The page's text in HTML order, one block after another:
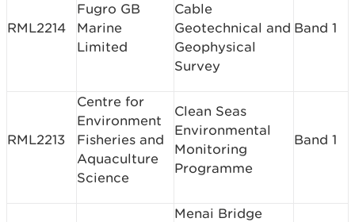
RML2214
Fugro GB
Marine
Limited
Cable
Geotechnical and
Geophysical
Survey
Band 1
RML2213
Centre for
Environment
Fisheries and
Aquaculture
Science
Clean Seas
Environmental
Monitoring
Programme
Band 1
Menai Bridge